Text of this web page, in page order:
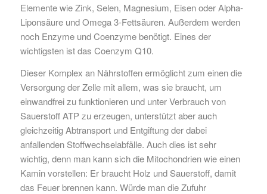
Elemente wie Zink, Selen, Magnesium, Eisen oder Alpha-
Liponsäure und Omega 3-Fettsäuren. Außerdem werden
noch Enzyme und Coenzyme benötigt. Eines der
wichtigsten ist das Coenzym Q10.
Dieser Komplex an Nährstoffen ermöglicht zum einen die
Versorgung der Zelle mit allem, was sie braucht, um
einwandfrei zu funktionieren und unter Verbrauch von
Sauerstoff ATP zu erzeugen, unterstützt aber auch
gleichzeitig Abtransport und Entgiftung der dabei
anfallenden Stoffwechselabfälle. Auch dies ist sehr
wichtig, denn man kann sich die Mitochondrien wie einen
Kamin vorstellen: Er braucht Holz und Sauerstoff, damit
das Feuer brennen kann. Würde man die Zufuhr